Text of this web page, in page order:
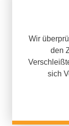
Wir
den
sich